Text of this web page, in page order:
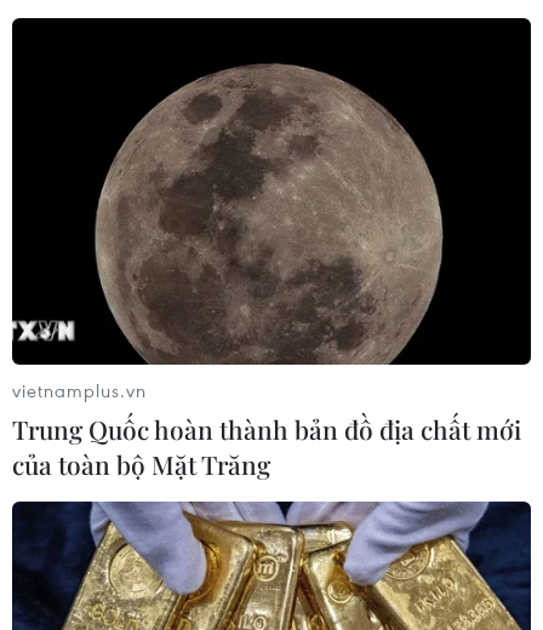
vietnamplus.vn
Trung Quốc hoàn thành bản đồ địa chất mới
của toàn bộ Mặt Trăng